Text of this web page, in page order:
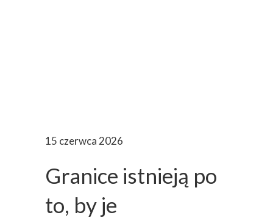
15 czerwca 2026
Granice istnieją po
to, by je